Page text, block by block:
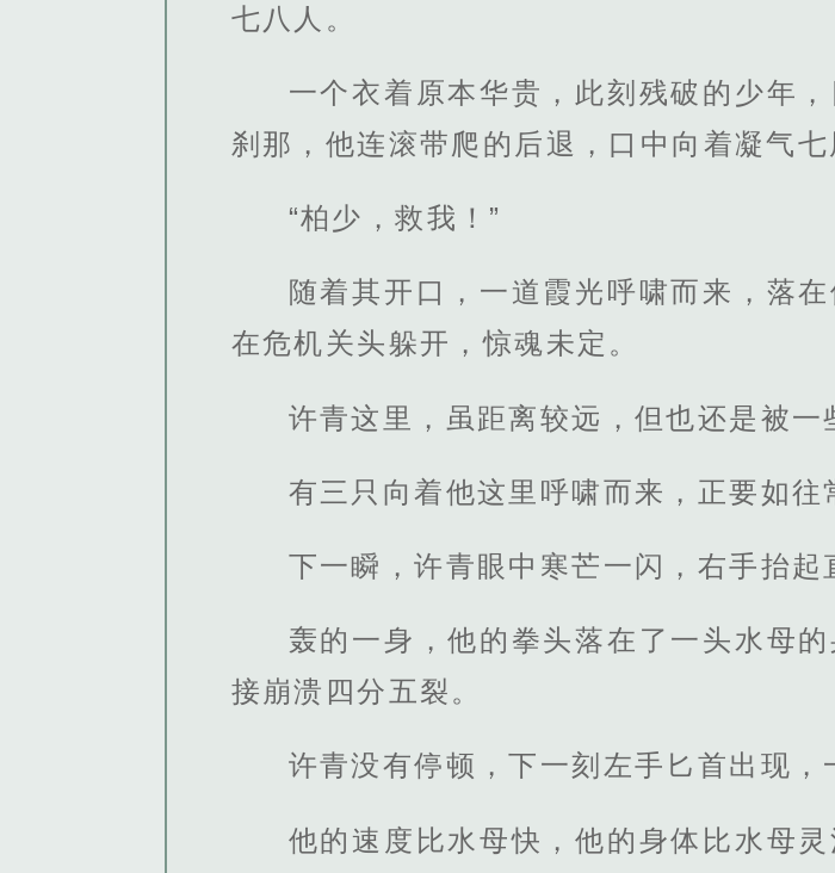
七八人。
一个衣着原本华贵，此刻残破的少年
刹那，他连滚带爬的后退，口中向着凝气七
“柏少，救我！”
随着其开口，一道霞光呼啸而来，落
在危机关头躲开，惊魂未定。
许青这里，虽距离较远，但也还是被一
有三只向着他这里呼啸而来，正要如往
下一瞬，许青眼中寒芒一闪，右手抬起
轰的一身，他的拳头落在了一头水母
接崩溃四分五裂。
许青没有停顿，下一刻左手匕首出现，
他的速度比水母快，他的身体比水母